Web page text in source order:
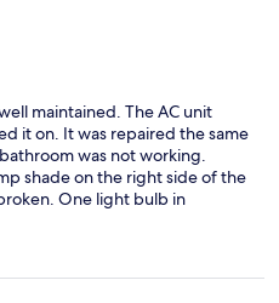
maintained. The AC unit
it on. It was repaired the same
was not working.
shade on the right side of the
One light bulb in
hand shower unit was falling
being close to the heart of
the best and resolved issues